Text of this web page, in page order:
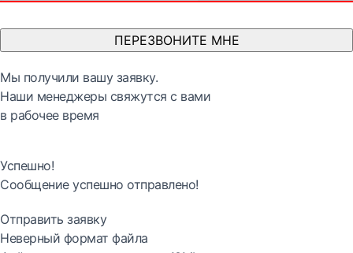
ПЕРЕЗВОНИТЕ МНЕ
Мы получили вашу заявку.
Наши менеджеры свяжутся с вами
в рабочее время
Успешно!
Сообщение успешно отправлено!
Отправить заявку
Неверный формат файла